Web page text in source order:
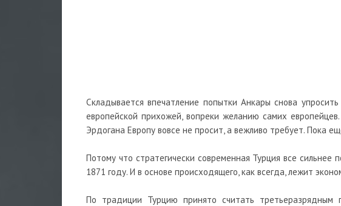
Складывается впечатление попытки Анкары снова
европейской прихожей, вопреки желанию самих
Эрдогана Европу вовсе не просит, а вежливо требует. Пока
Потому что стратегически современная Турция все сильнее
1871 году. И в основе происходящего, как всегда, лежит
По традиции Турцию принято считать